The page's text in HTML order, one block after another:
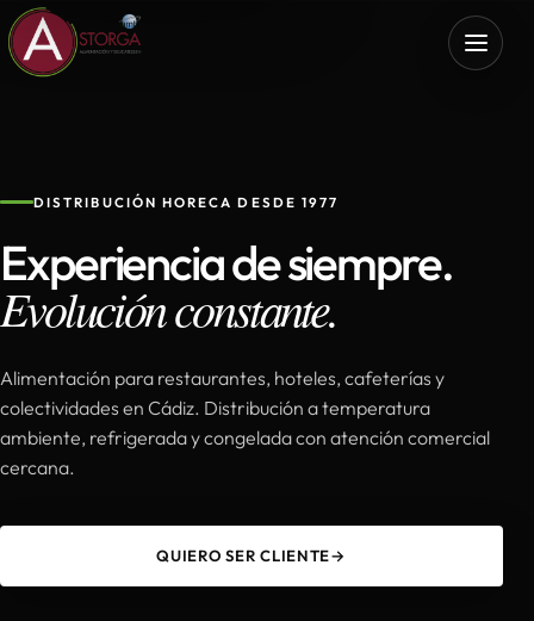
DISTRIBUCIÓN HORECA DESDE 1977
Experiencia de siempre.
Evolución constante.
Alimentación para restaurantes, hoteles, cafeterías y
colectividades en Cádiz. Distribución a temperatura
ambiente, refrigerada y congelada con atención comercial
cercana.
QUIERO SER CLIENTE→